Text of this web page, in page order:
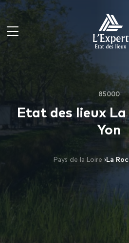
85000
Etat des lieux
Yon
Pays de la Loire ›La